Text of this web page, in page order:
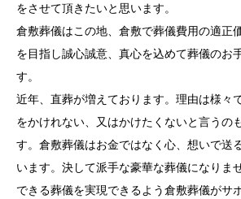
をさせて頂きたいと思います。
倉敷葬儀はこの地、倉敷で葬儀費用の適正
を目指し誠心誠意、真心を込めて葬儀のお
す。
近年、直葬が増えております。理由は様々
をかけれない、又はかけたくないと言うの
す。倉敷葬儀はお金ではなく心、想いで送
います。決して派手な豪華な葬儀になりま
できる葬儀を実現できるよう倉敷葬儀がサ